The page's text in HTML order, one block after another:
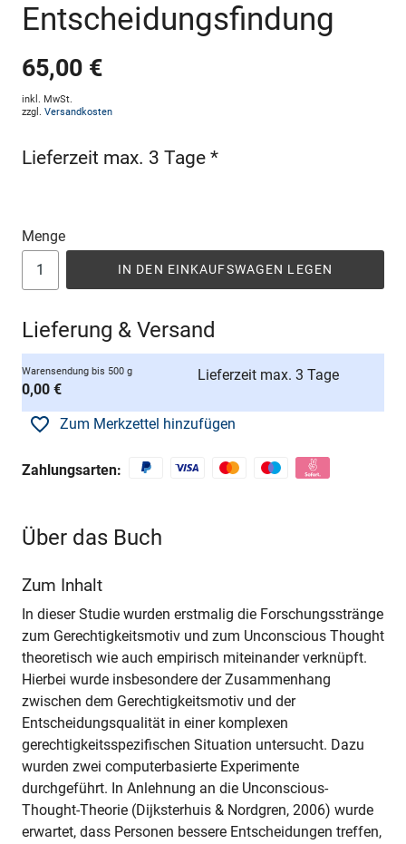
Entscheidungsfindung
65,00 €
inkl. MwSt.
zzgl. Versandkosten
Lieferzeit max. 3 Tage *
Menge
IN DEN EINKAUFSWAGEN LEGEN
Lieferung & Versand
Warensendung bis 500 g
0,00 €
Lieferzeit max. 3 Tage
Zum Merkzettel hinzufügen
Zahlungsarten:
Über das Buch
Zum Inhalt
In dieser Studie wurden erstmalig die Forschungsstränge
zum Gerechtigkeitsmotiv und zum Unconscious Thought
theoretisch wie auch empirisch miteinander verknüpft.
Hierbei wurde insbesondere der Zusammenhang
zwischen dem Gerechtigkeitsmotiv und der
Entscheidungsqualität in einer komplexen
gerechtigkeitsspezifischen Situation untersucht. Dazu
wurden zwei computerbasierte Experimente
durchgeführt. In Anlehnung an die Unconscious-
Thought-Theorie (Dijksterhuis & Nordgren, 2006) wurde
erwartet, dass Personen bessere Entscheidungen treffen,